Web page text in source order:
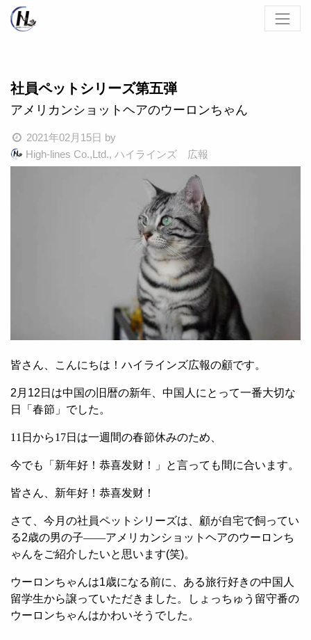
社員ペットシリーズ第五弾
アメリカンショットヘアのウーロンちゃん
2021年02月15日 by
High-lines Co.,Ltd., ハイラインズ 広報
皆さん、こんにちは！ハイラインズ広報の顧です。
2 月 12 日は中国の旧暦の新年、中国人にとって一番大切な
日
「春節」でした。
11 日から17日は一週間の春節休みのため、
今でも「新年好！ 恭喜发财 ！」と言っても間に合います。
皆さん、新年好！ 恭喜发财 ！
さて、今月の社員ペットシリーズは、顧が自宅で飼ってい
る2歳の男の子――アメリカンショットヘアのウーロンち
ゃんをご紹介したいと思います(笑)。
ウーロンちゃんは1歳になる前に、ある旅行好きの中国人
留学生から譲っていただきました。しょっちゅう留守番の
ウーロンちゃんはかわいそうでした。